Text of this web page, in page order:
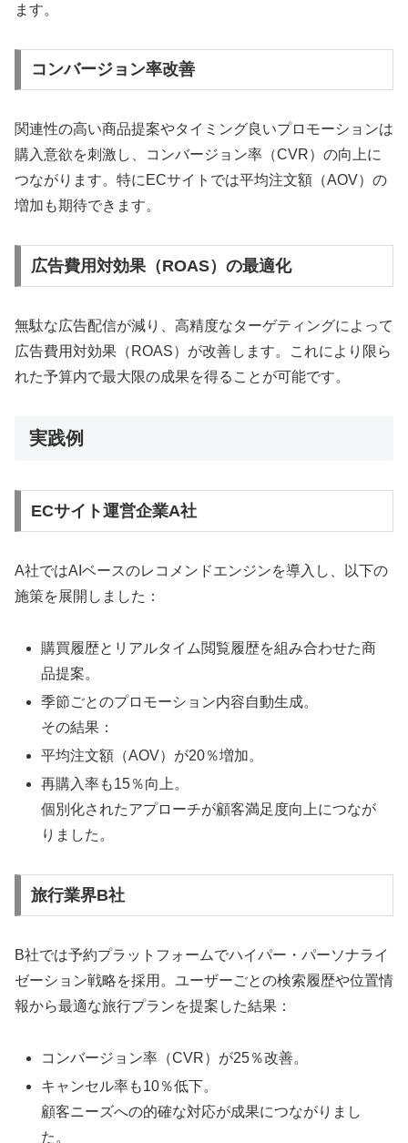
ます。
コンバージョン率改善
関連性の高い商品提案やタイミング良いプロモーションは
購入意欲を刺激し、コンバージョン率（CVR）の向上に
つながります。特にECサイトでは平均注文額（AOV）の
増加も期待できます。
広告費用対効果（ROAS）の最適化
無駄な広告配信が減り、高精度なターゲティングによって
広告費用対効果（ROAS）が改善します。これにより限ら
れた予算内で最大限の成果を得ることが可能です。
実践例
ECサイト運営企業A社
A社ではAIベースのレコメンドエンジンを導入し、以下の
施策を展開しました：
購買履歴とリアルタイム閲覧履歴を組み合わせた商
品提案。
季節ごとのプロモーション内容自動生成。
その結果：
平均注文額（AOV）が20％増加。
再購入率も15％向上。
個別化されたアプローチが顧客満足度向上につなが
りました。
旅行業界B社
B社では予約プラットフォームでハイパー・パーソナライ
ゼーション戦略を採用。ユーザーごとの検索履歴や位置情
報から最適な旅行プランを提案した結果：
コンバージョン率（CVR）が25％改善。
キャンセル率も10％低下。
顧客ニーズへの的確な対応が成果につながりまし
た。